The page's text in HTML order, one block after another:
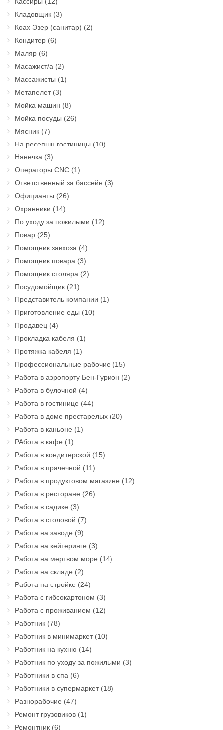
Кладовщик (3)
Коах Эзер (санитар) (2)
Кондитер (6)
Маляр (6)
Масажист/а (2)
Массажисты (1)
Метапелет(3)
Мойка машин (8)
Мойка посуды (26)
Мясник (7)
На ресепшн гостиницы (10)
Нянечка (3)
Операторы CNC (1)
Ответственный за бассейн (3)
Официанты (26)
Охранники (14)
По уходу за пожилыми (12)
Повар (25)
Помощник завхоза (4)
Помощник повара (3)
Помощник столяра (2)
Посудомойщик (21)
Представитель компании (1)
Приготовление еды (10)
Продавец (4)
Прокладка кабеля (1)
Протяжка кабеля (1)
Профессиональные рабочие (15)
Работа в аэропорту Бен-Гурион (2)
Работа в булочной (4)
Работа в гостинице (44)
Работа в доме престарелых (20)
Работа в каньоне (1)
РАбота в кафе (1)
Работа в кондитерской (15)
Работа в прачечной (11)
Работа в продуктовом магазине (12)
Работа в ресторане (26)
Работа в садике (3)
Работа в столовой (7)
Работа на заводе (9)
Работа на кейтеринге (3)
Работа на мертвом море (14)
Работа на складе (2)
Работа на стройке (24)
Работа с гибсокартоном (3)
Работа с проживанием (12)
Работник (78)
Работник в минимаркет(10)
Работник на кухню (14)
Работник по уходу за пожилыми (3)
Работники в спа (6)
Работники в супермаркет(18)
Разнорабочие (47)
Ремонт грузовиков (1)
Ремонтник (6)